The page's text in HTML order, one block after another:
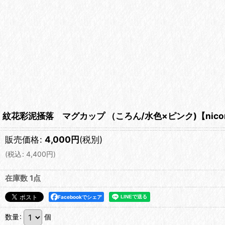
紋花彩泥掻落 マグカップ （ころん/水色×ピンク)【
販売価格: 4,000円(税別)
(税込: 4,400円)
在庫数 1点
Facebookでシェア
数量: 個